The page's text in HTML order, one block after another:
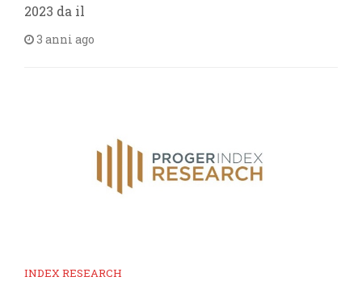
2023 da il
3 anni ago
INDEX RESEARCH